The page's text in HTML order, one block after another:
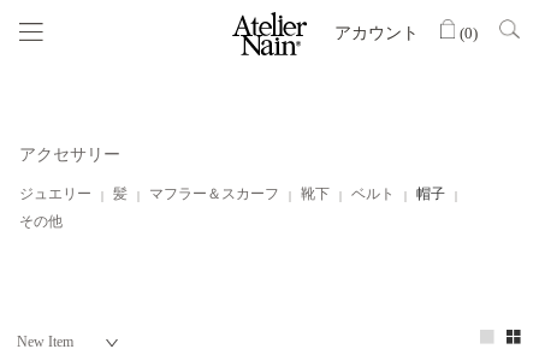
アカウント (0)
アクセサリー
ジュエリー 髪 マフラー＆スカーフ 靴下 ベルト
帽子
その他